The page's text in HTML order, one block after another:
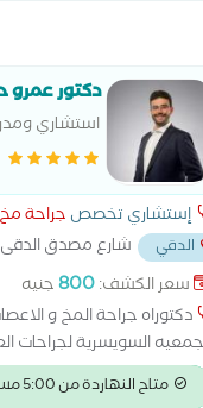
دكتور عمرو
استشاري
والاعصاب و
إستشاري تخصص جراحة
الدقي شارع مصدق الدقى
سعر الكشف:800جنيه
دكتوراه جراحة المخ و
السويسرية لجراحات
متاح النهاردة من 5:00 مساءً